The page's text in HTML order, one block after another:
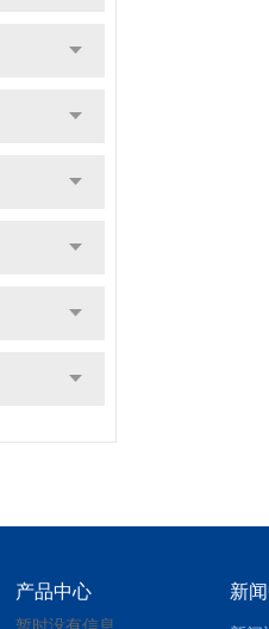
产品中心 新